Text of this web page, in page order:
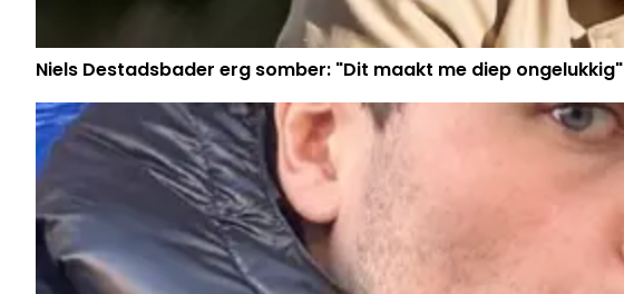
Niels Destadsbader erg somber: "Dit maakt me diep ongelukkig"